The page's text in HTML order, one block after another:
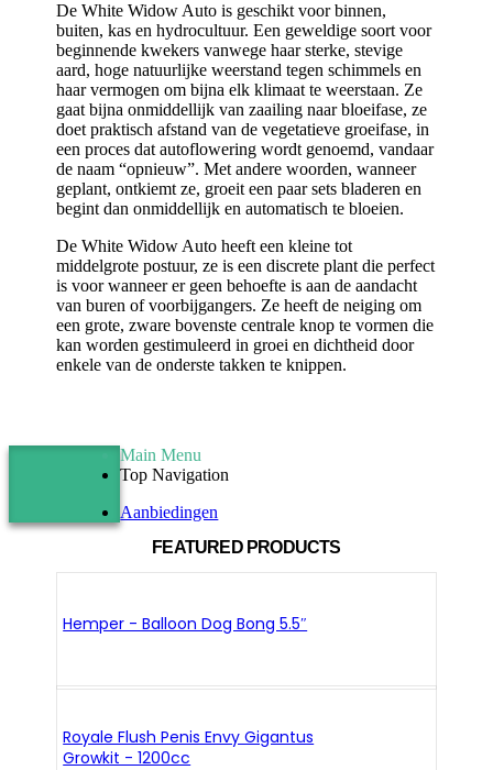
De White Widow Auto is geschikt voor binnen,
buiten, kas en hydrocultuur. Een geweldige soort voor
beginnende kwekers vanwege haar sterke, stevige
aard, hoge natuurlijke weerstand tegen schimmels en
haar vermogen om bijna elk klimaat te weerstaan. Ze
gaat bijna onmiddellijk van zaailing naar bloeifase, ze
doet praktisch afstand van de vegetatieve groeifase, in
een proces dat autoflowering wordt genoemd, vandaar
de naam “opnieuw”. Met andere woorden, wanneer
geplant, ontkiemt ze, groeit een paar sets bladeren en
begint dan onmiddellijk en automatisch te bloeien.
De White Widow Auto heeft een kleine tot
middelgrote postuur, ze is een discrete plant die perfect
is voor wanneer er geen behoefte is aan de aandacht
van buren of voorbijgangers. Ze heeft de neiging om
een ​​grote, zware bovenste centrale knop te vormen die
kan worden gestimuleerd in groei en dichtheid door
enkele van de onderste takken te knippen.
FEATURED PRODUCTS
Hemper - Balloon Dog Bong 5.5″
Royale Flush Penis Envy Gigantus
Growkit - 1200cc
Main Menu
Top Navigation
Aanbiedingen